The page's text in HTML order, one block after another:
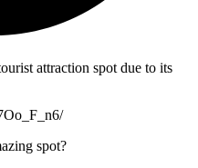
attraction spot due to its
spot?